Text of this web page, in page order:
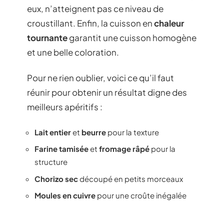
eux, n’atteignent pas ce niveau de
croustillant. Enfin, la cuisson enchaleur
tournantegarantit une cuisson homogène
et une belle coloration.
Pour ne rien oublier, voici ce qu’il faut
réunir pour obtenir un résultat digne des
meilleurs apéritifs :
Lait entieret beurre pour la texture
Farine tamiséeet fromage râpé pour la
structure
Chorizo secdécoupé en petits morceaux
Moules en cuivre pour une croûte inégalée